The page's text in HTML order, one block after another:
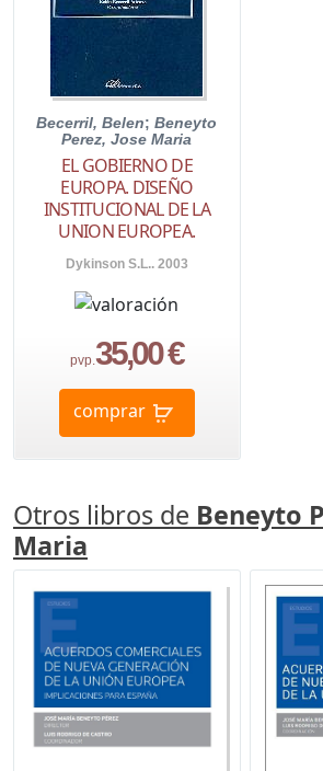
Becerril, Belen;Beneyto
Perez, Jose Maria
EL GOBIERNO DE
EUROPA. DISEÑO
INSTITUCIONAL DE LA
UNION EUROPEA.
Dykinson S.L.. 2003
pvp.35,00 €
comprar
Otros libros de Beneyto
Maria